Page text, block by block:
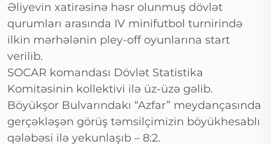
Əliyevin xatirəsinə həsr olunmuş dövlət
qurumları arasında IV minifutbol turnirində
ilkin mərhələnin pley-off oyunlarına start
verilib.
SOCAR komandası Dövlət Statistika
Komitəsinin kollektivi ilə üz-üzə gəlib.
Böyükşor Bulvarındakı “Azfar” meydançasında
gerçəkləşən görüş təmsilçimizin böyükhesablı
qələbəsi ilə yekunlaşıb – 8:2.